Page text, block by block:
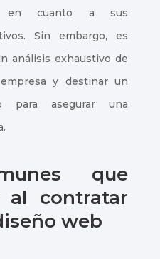
en cuanto a sus
Sin embargo, es
análisis exhaustivo de
y destinar un
para asegurar una
que
al contratar
web